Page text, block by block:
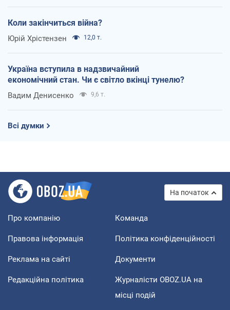
Коли закінчиться війна?
Юрій Хрістензен 12,0 т.
Україна вступила в надзвичайний
економічний стан. Чи є світло вкінці тунелю?
Вадим Денисенко 9,6 т.
Всі думки
На початок
Про компанію Команда
Правова інформація Політика конфіденційності
Реклама на сайті Документи
Редакційна політика
Журналісти OBOZ.UA на
місці подій